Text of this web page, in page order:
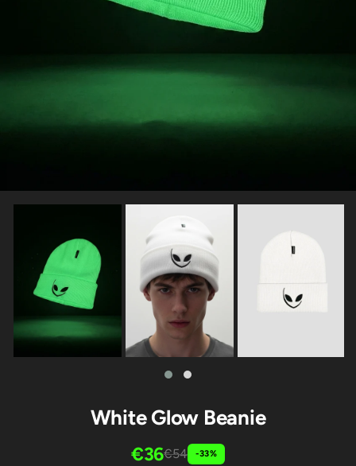
White Glow Beanie
€36€54 -33%